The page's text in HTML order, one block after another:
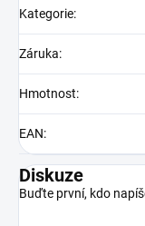
Kategorie:
Záruka:
Hmotnost:
EAN:
Diskuze
Buďte první, kdo